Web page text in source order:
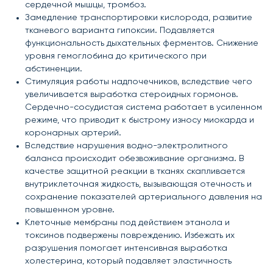
сердечной мышцы, тромбоз.
Замедление транспортировки кислорода, развитие
тканевого варианта гипоксии. Подавляется
функциональность дыхательных ферментов. Снижение
уровня гемоглобина до критического при
абстиненции.
Стимуляция работы надпочечников, вследствие чего
увеличивается выработка стероидных гормонов.
Сердечно-сосудистая система работает в усиленном
режиме, что приводит к быстрому износу миокарда и
коронарных артерий.
Вследствие нарушения водно-электролитного
баланса происходит обезвоживание организма. В
качестве защитной реакции в тканях скапливается
внутриклеточная жидкость, вызывающая отечность и
сохранение показателей артериального давления на
повышенном уровне.
Клеточные мембраны под действием этанола и
токсинов подвержены повреждению. Избежать их
разрушения помогает интенсивная выработка
холестерина, который подавляет эластичность